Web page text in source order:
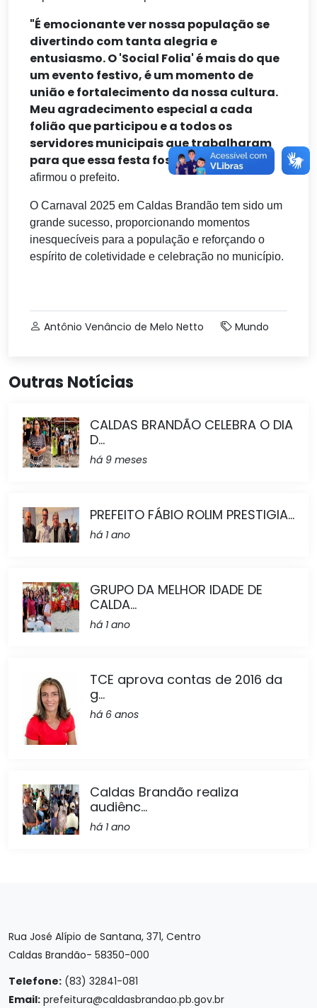
"É emocionante ver nossa população se
divertindo com tanta alegria e
entusiasmo. O 'Social Folia' é mais do que
um evento festivo, é um momento de
união e fortalecimento da nossa cultura.
Meu agradecimento especial a cada
folião que participou e a todos os
servidores municipais que trabalharam
para que essa festa fosse um sucesso",
afirmou o prefeito.
O Carnaval 2025 em Caldas Brandão tem sido um
grande sucesso, proporcionando momentos
inesquecíveis para a população e reforçando o
espírito de coletividade e celebração no município.
Antônio Venâncio de Melo Netto Mundo
Outras Notícias
CALDAS BRANDÃO CELEBRA O DIA
D...
há 9 meses
PREFEITO FÁBIO ROLIM PRESTIGIA...
há 1 ano
GRUPO DA MELHOR IDADE DE
CALDA...
há 1 ano
TCE aprova contas de 2016 da
g...
há 6 anos
Caldas Brandão realiza
audiênc...
há 1 ano
Rua José Alípio de Santana, 371, Centro
Caldas Brandão- 58350-000
Telefone: (83) 32841-081
Email: prefeitura@caldasbrandao.pb.gov.br